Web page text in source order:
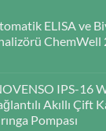
ELISA ve
ChemWell
IPS-16
Akıllı Çift
Pompası